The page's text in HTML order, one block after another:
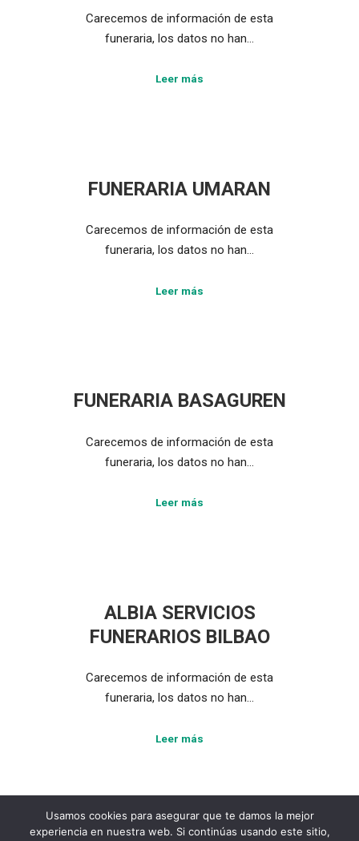
Carecemos de información de esta
funeraria, los datos no han…
Leer más
FUNERARIA UMARAN
Carecemos de información de esta
funeraria, los datos no han…
Leer más
FUNERARIA BASAGUREN
Carecemos de información de esta
funeraria, los datos no han…
Leer más
ALBIA SERVICIOS
FUNERARIOS BILBAO
Carecemos de información de esta
funeraria, los datos no han…
Leer más
Usamos cookies para asegurar que te damos la mejor
experiencia en nuestra web. Si continúas usando este sitio,